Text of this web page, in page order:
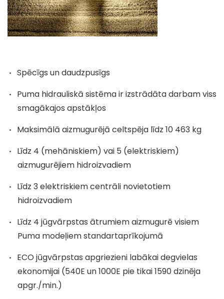
Spēcīgs un daudzpusīgs
Puma hidrauliskā sistēma ir izstrādāta darbam viss
smagākajos apstākļos
Maksimālā aizmugurējā celtspēja līdz 10 463 kg
Līdz 4 (mehāniskiem) vai 5 (elektriskiem)
aizmugurējiem hidroizvadiem
Līdz 3 elektriskiem centrāli novietotiem
hidroizvadiem
Līdz 4 jūgvārpstas ātrumiem aizmugurē visiem
Puma modeļiem standartaprīkojumā
ECO jūgvārpstas apgriezieni labākai degvielas
ekonomijai (540E un 1000E pie tikai 1590 dzinēja
apgr./min.)